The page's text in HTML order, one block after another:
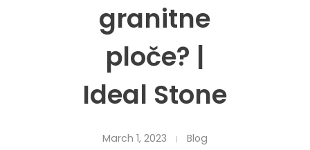
granitne
ploče? |
Ideal Stone
March 1, 2023 Blog